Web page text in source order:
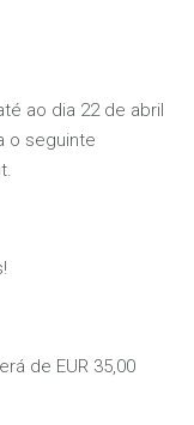
ao dia 22 de abril
o seguinte
de EUR 35,00